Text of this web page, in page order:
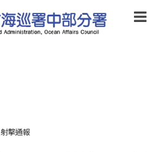
射擊通報